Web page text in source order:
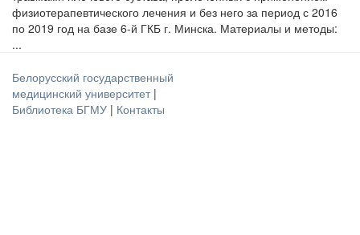
физиотерапевтического лечения и без него за период с 2016
по 2019 год на базе 6-й ГКБ г. Минска. Материалы и методы:
...
Белорусский государственный
медицинский университет |
Библиотека БГМУ | Контакты